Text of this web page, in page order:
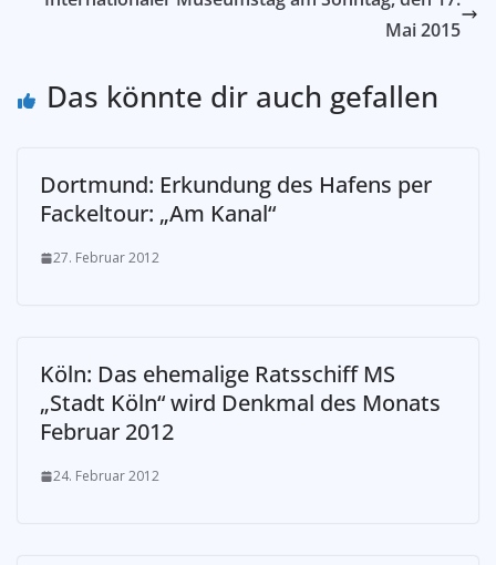
Mai 2015
Das könnte dir auch gefallen
Dortmund: Erkundung des Hafens per
Fackeltour: „Am Kanal“
27. Februar 2012
Köln: Das ehemalige Ratsschiff MS
„Stadt Köln“ wird Denkmal des Monats
Februar 2012
24. Februar 2012